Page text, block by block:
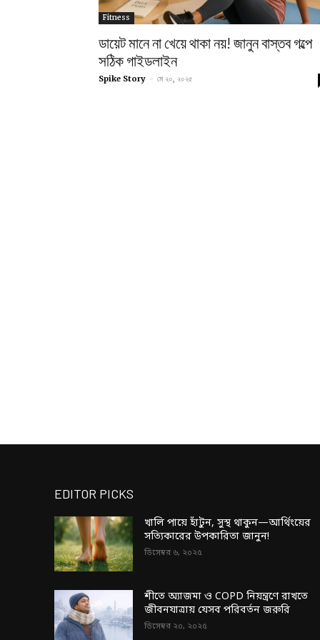
Fitness
ডায়েট মানে না খেয়ে থাকা নয়! জানুন বাস্তব গল্পে
সঠিক গাইডলাইন
Spike Story - মে ২০, ২০২৫
EDITOR PICKS
খালি পায়ে হাঁটুন, সুস্থ থাকুন—আর্থিংয়ের
সত্যিকারের উপকারিতা জানুন!
ডিসেম্বর ৬, ২০২৫
শীতে অ্যাজমা ও COPD নিয়ন্ত্রণে রাখতে
জীবনযাত্রায় যেসব পরিবর্তন জরুরি
ডিসেম্বর ২০, ২০২৫